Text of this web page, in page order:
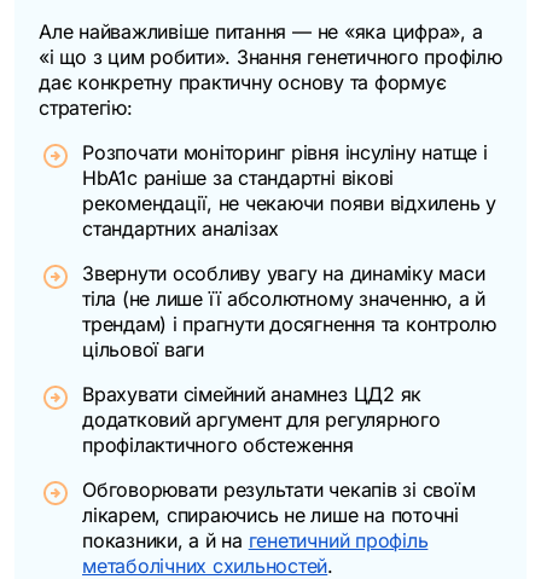
Але найважливіше питання — не «яка цифра», а
«і що з цим робити». Знання генетичного профілю
дає конкретну практичну основу та формує
стратегію:
Розпочати моніторинг рівня інсуліну натще і
HbA1c раніше за стандартні вікові
рекомендації, не чекаючи появи відхилень у
стандартних аналізах
Звернути особливу увагу на динаміку маси
тіла (не лише її абсолютному значенню, а й
трендам) і прагнути досягнення та контролю
цільової ваги
Врахувати сімейний анамнез ЦД2 як
додатковий аргумент для регулярного
профілактичного обстеження
Обговорювати результати чекапів зі своїм
лікарем, спираючись не лише на поточні
показники, а й на генетичний профіль
метаболічних схильностей.